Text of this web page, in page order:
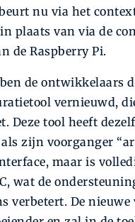
nu via het
plaats van via de
de Raspberry Pi.
de ontwikkelaars
vernieuwd,
Deze tool heeft
zijn voorganger
maar is
wat de
verbetert. De